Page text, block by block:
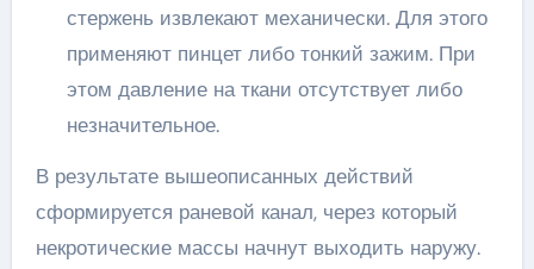
стержень извлекают механически. Для этого
применяют пинцет либо тонкий зажим. При
этом давление на ткани отсутствует либо
незначительное.
В результате вышеописанных действий
сформируется раневой канал, через который
некротические массы начнут выходить наружу.